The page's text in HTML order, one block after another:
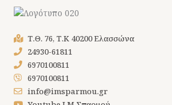
Τ.Θ. 76, Τ.Κ 40200 Ελασσώνα
24930-61811
6970100811
6970100811
info@imsparmou.gr